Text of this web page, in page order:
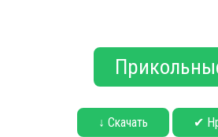
↓ Скачать ✔